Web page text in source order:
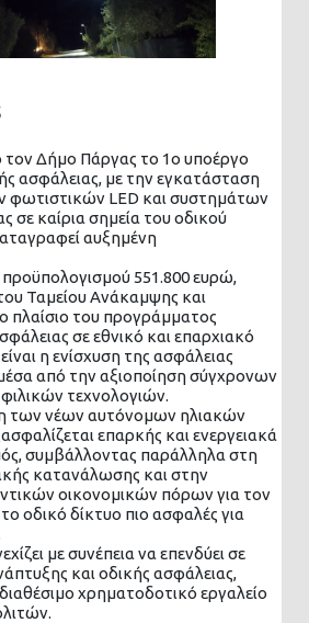
Δήμο Πάργας το 1ο υποέργο
ασφάλειας, με την εγκατάσταση
φωτιστικών LED και συστημάτων
σε καίρια σημεία του οδικού
αυξημένη
551.800 ευρώ,
Ταμείου Ανάκαμψης και
πλαίσιο του προγράμματος
σε εθνικό και επαρχιακό
η ενίσχυση της ασφάλειας
από την αξιοποίηση σύγχρονων
τεχνολογιών.
των νέων αυτόνομων ηλιακών
επαρκής και ενεργειακά
συμβάλλοντας παράλληλα στη
κατανάλωσης και στην
οικονομικών πόρων για τον
οδικό δίκτυο πιο ασφαλές για
με συνέπεια να επενδύει σε
και οδικής ασφάλειας,
χρηματοδοτικό εργαλείο